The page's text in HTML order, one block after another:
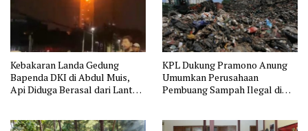
Kebakaran Landa Gedung
Bapenda DKI di Abdul Muis,
Api Diduga Berasal dari Lantai
KPL Dukung Pramono Anung
Umumkan Perusahaan
Pembuang Sampah Ilegal di